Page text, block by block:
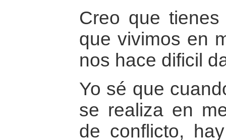
Creo que
que vivimos en
nos hace dificil
Yo sé que
se realiza en
de conflicto,